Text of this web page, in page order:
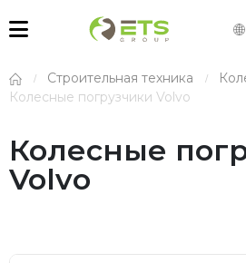
Строительная техника
Колесные погрузчики Volvo
Колесные
Volvo